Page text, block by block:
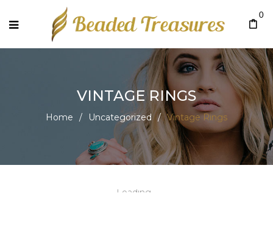
0
VINTAGE RINGS
Home / Uncategorized / Vintage Rings
Loading...